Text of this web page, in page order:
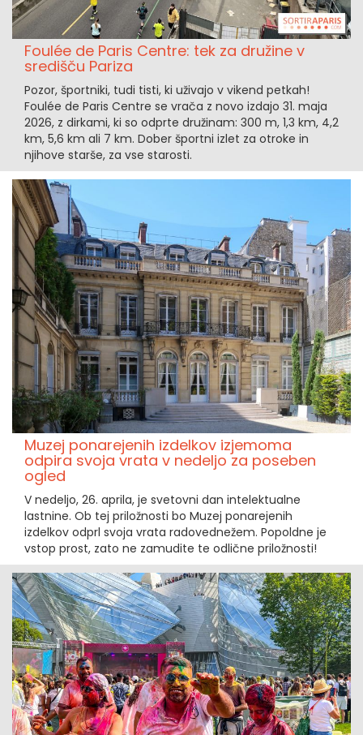
Foulée de Paris Centre: tek za družine v
središču Pariza
Pozor, športniki, tudi tisti, ki uživajo v vikend petkah!
Foulée de Paris Centre se vrača z novo izdajo 31. maja
2026, z dirkami, ki so odprte družinam: 300 m, 1,3 km, 4,2
km, 5,6 km ali 7 km. Dober športni izlet za otroke in
njihove starše, za vse starosti.
Muzej ponarejenih izdelkov izjemoma
odpira svoja vrata v nedeljo za poseben
ogled
V nedeljo, 26. aprila, je svetovni dan intelektualne
lastnine. Ob tej priložnosti bo Muzej ponarejenih
izdelkov odprl svoja vrata radovednežem. Popoldne je
vstop prost, zato ne zamudite te odlične priložnosti!